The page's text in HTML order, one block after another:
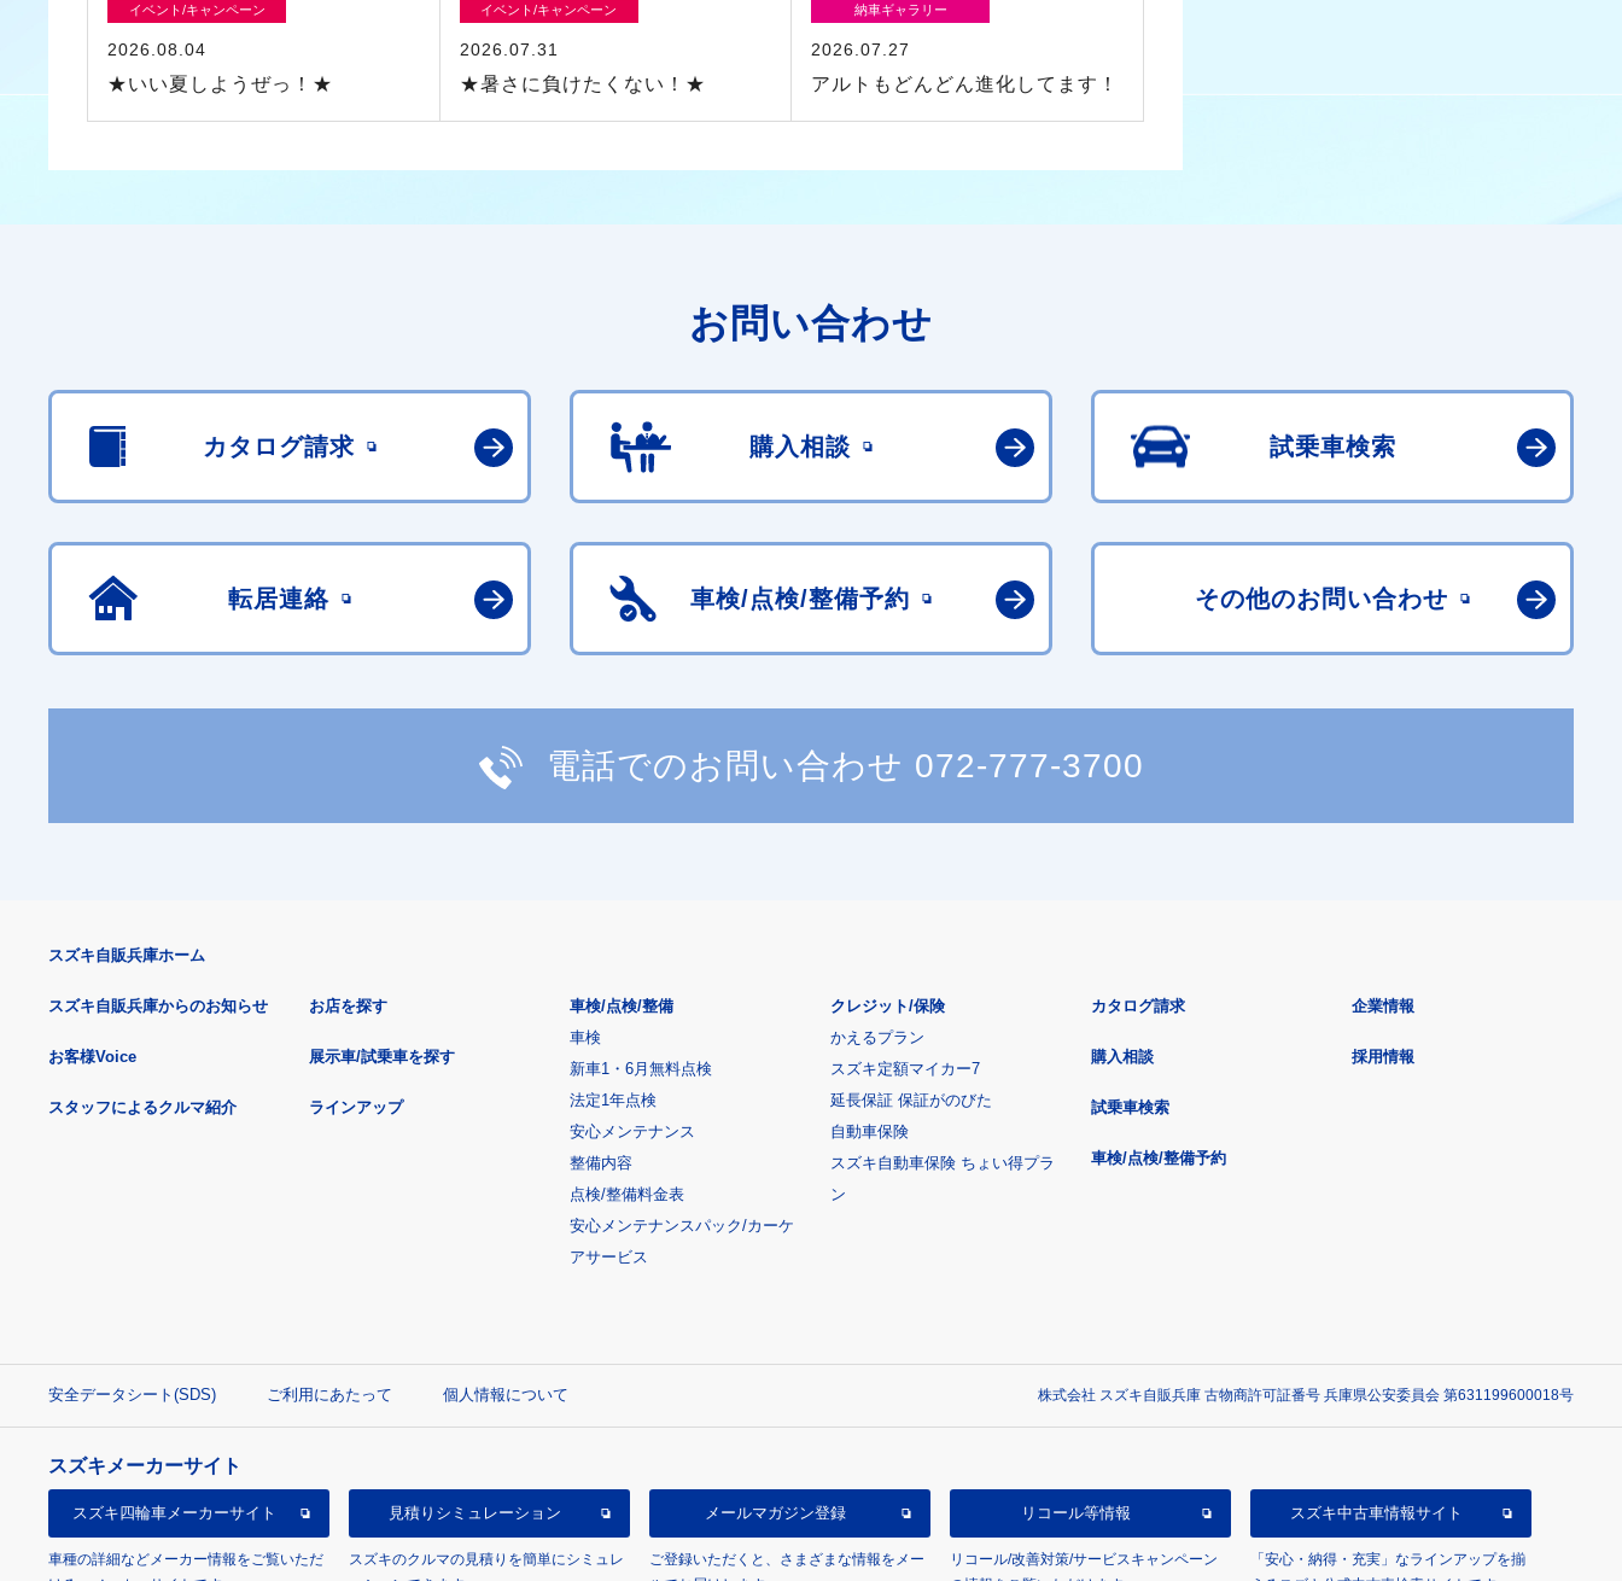
イベント/キャンペーン
2026.08.04
★いい夏しようぜっ！★
イベント/キャンペーン
2026.07.31
★暑さに負けたくない！★
納車ギャラリー
2026.07.27
アルトもどんどん進化してます！
お問い合わせ
カタログ請求 購入相談 試乗車検索
転居連絡 車検/点検/整備予約 その他のお問い合わせ
電話でのお問い合わせ 072-777-3700
スズキ自販兵庫ホーム
スズキ自販兵庫からのお知らせ
お客様Voice
スタッフによるクルマ紹介
お店を探す
展示車/試乗車を探す
ラインアップ
車検/点検/整備
車検
新車1・6月無料点検
法定1年点検
安心メンテナンス
整備内容
点検/整備料金表
安心メンテナンスパック/カーケ
アサービス
クレジット/保険
かえるプラン
スズキ定額マイカー7
延長保証 保証がのびた
自動車保険
スズキ自動車保険 ちょい得プラ
ン
カタログ請求
購入相談
試乗車検索
車検/点検/整備予約
企業情報
採用情報
安全データシート(SDS) ご利用にあたって 個人情報について 株式会社 スズキ自販兵庫 古物商許可証番号 兵庫県公安委員会 第631199600018号
スズキメーカーサイト
スズキ四輪車メーカーサイト
車種の詳細などメーカー情報をご覧いただ
見積り シミュレーション
スズキのクルマの見積りを簡単にシミュレ
メールマガジン登録
ご登録いただくと、さまざまな情報をメー
リコール等情報
リコール/改善対策/サービスキャンペーン
スズキ中古車情報サイト
「安心・納得・充実」なラインアップを揃